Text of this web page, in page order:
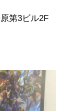
第3ビル2F